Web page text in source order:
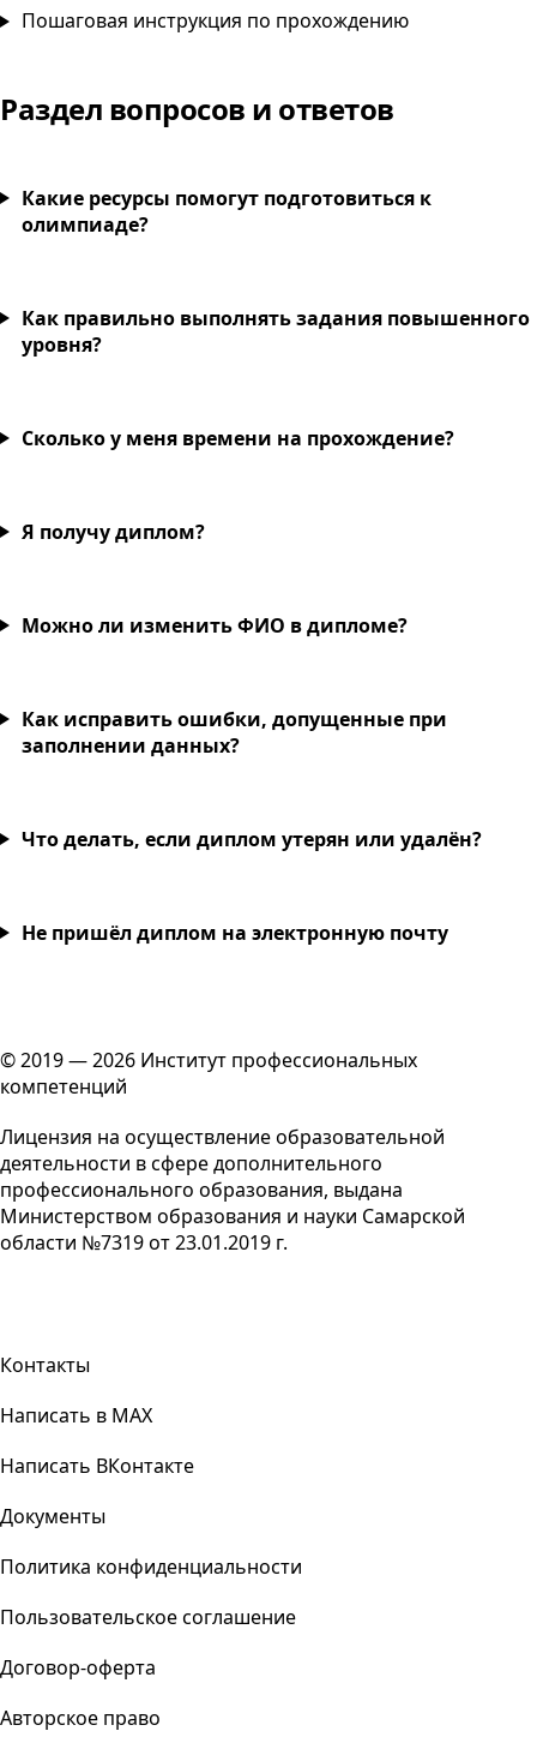
Пошаговая инструкция по прохождению
Раздел вопросов и ответов
Какие ресурсы помогут подготовиться к
олимпиаде?
Как правильно выполнять задания повышенного
уровня?
Сколько у меня времени на прохождение?
Я получу диплом?
Можно ли изменить ФИО в дипломе?
Как исправить ошибки, допущенные при
заполнении данных?
Что делать, если диплом утерян или удалён?
Не пришёл диплом на электронную почту
© 2019 — 2026 Институт профессиональных
компетенций
Лицензия на осуществление образовательной
деятельности в сфере дополнительного
профессионального образования, выдана
Министерством образования и науки Самарской
области №7319 от 23.01.2019 г.
Контакты
Написать в MAX
Написать ВКонтакте
Документы
Политика конфиденциальности
Пользовательское соглашение
Договор-оферта
Авторское право